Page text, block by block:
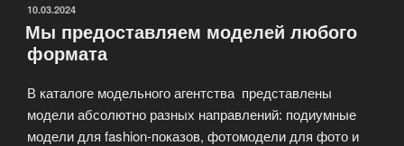
ОПУБЛИКОВАНО
10.03.2024
Мы предоставляем моделей любого
формата
В каталоге модельного агентства представлены
модели абсолютно разных направлений: подиумные
модели для fashion-показов, фотомодели для фото и